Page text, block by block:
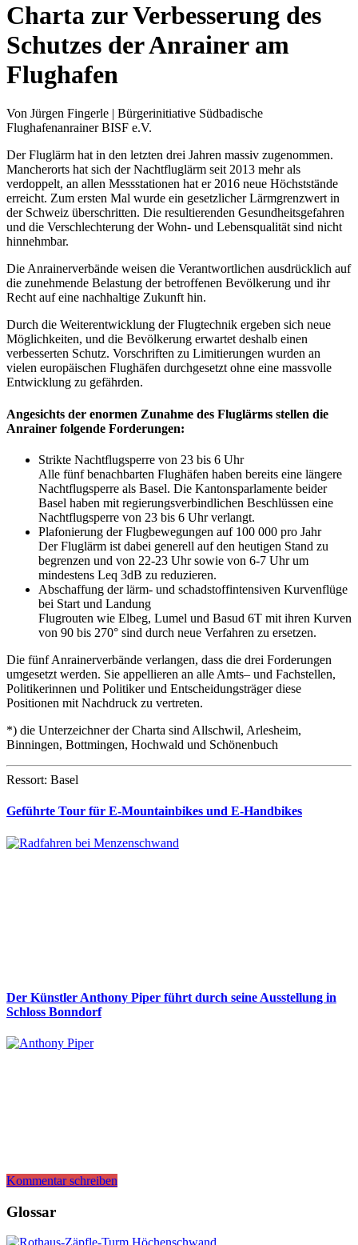
Charta zur Verbesserung des
Schutzes der Anrainer am
Flughafen
Von Jürgen Fingerle | Bürgerinitiative Südbadische
Flughafenanrainer BISF e.V.
Der Fluglärm hat in den letzten drei Jahren massiv zugenommen.
Mancherorts hat sich der Nachtfluglärm seit 2013 mehr als
verdoppelt, an allen Messstationen hat er 2016 neue Höchststände
erreicht. Zum ersten Mal wurde ein gesetzlicher Lärmgrenzwert in
der Schweiz überschritten. Die resultierenden Gesundheitsgefahren
und die Verschlechterung der Wohn- und Lebensqualität sind nicht
hinnehmbar.
Die Anrainerverbände weisen die Verantwortlichen ausdrücklich auf
die zunehmende Belastung der betroffenen Bevölkerung und ihr
Recht auf eine nachhaltige Zukunft hin.
Durch die Weiterentwicklung der Flugtechnik ergeben sich neue
Möglichkeiten, und die Bevölkerung erwartet deshalb einen
verbesserten Schutz. Vorschriften zu Limitierungen wurden an
vielen europäischen Flughäfen durchgesetzt ohne eine massvolle
Entwicklung zu gefährden.
Angesichts der enormen Zunahme des Fluglärms stellen die
Anrainer folgende Forderungen:
Strikte Nachtflugsperre von 23 bis 6 Uhr
Alle fünf benachbarten Flughäfen haben bereits eine längere
Nachtflugsperre als Basel. Die Kantonsparlamente beider
Basel haben mit regierungsverbindlichen Beschlüssen eine
Nachtflugsperre von 23 bis 6 Uhr verlangt.
Plafonierung der Flugbewegungen auf 100 000 pro Jahr
Der Fluglärm ist dabei generell auf den heutigen Stand zu
begrenzen und von 22-23 Uhr sowie von 6-7 Uhr um
mindestens Leq 3dB zu reduzieren.
Abschaffung der lärm- und schadstoffintensiven Kurvenflüge
bei Start und Landung
Flugrouten wie Elbeg, Lumel und Basud 6T mit ihren Kurven
von 90 bis 270° sind durch neue Verfahren zu ersetzen.
Die fünf Anrainerverbände verlangen, dass die drei Forderungen
umgesetzt werden. Sie appellieren an alle Amts– und Fachstellen,
Politikerinnen und Politiker und Entscheidungsträger diese
Positionen mit Nachdruck zu vertreten.
*) die Unterzeichner der Charta sind Allschwil, Arlesheim,
Binningen, Bottmingen, Hochwald und Schönenbuch
Ressort: Basel
Geführte Tour für E-Mountainbikes und E-Handbikes
Der Künstler Anthony Piper führt durch seine Ausstellung in
Schloss Bonndorf
Kommentar schreiben
Glossar